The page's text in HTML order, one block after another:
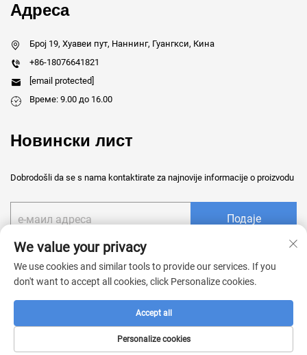
Адреса
Број 19, Хуавеи пут, Наннинг, Гуангкси, Кина
+86-18076641821
[email protected]
Време: 9.00 до 16.00
Новински лист
Dobrodošli da se s nama kontaktirate za najnovije informacije o proizvodu
Подаје
Ауторско право © 2026 Кина Гуангси Шенгруи Медицинска
технологија Цо, Лтд. Сва права су задржана. - Политике
приватности
We value your privacy
We use cookies and similar tools to provide our services. If you
don't want to accept all cookies, click Personalize cookies.
Personalize cookies
Accept all